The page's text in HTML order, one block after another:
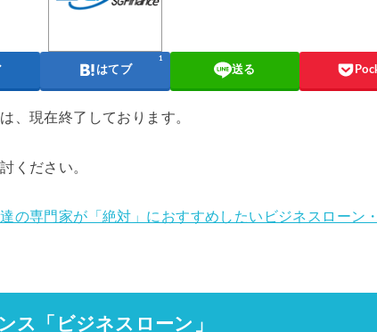
はてブ
1
送る
、現在終了しております。
ください。
の専門家が「絶対」におすすめしたいビジネスローン
ス「ビジネスローン」